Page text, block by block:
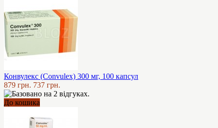
Конвулекс (Convulex) 300 мг, 100 капсул
879 грн. 737 грн.
До кошика